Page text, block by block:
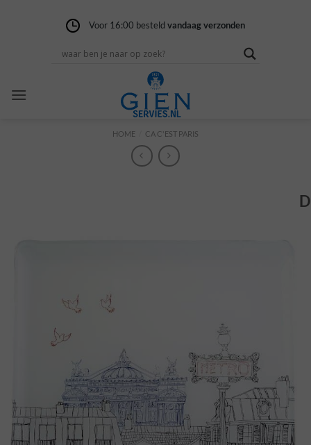
Gratis verzendingvanaf 100,-
Voor 16:00 besteld vandaag verzonden
14 dagen niet goedgeld terug
HOME CA C'EST PARIS